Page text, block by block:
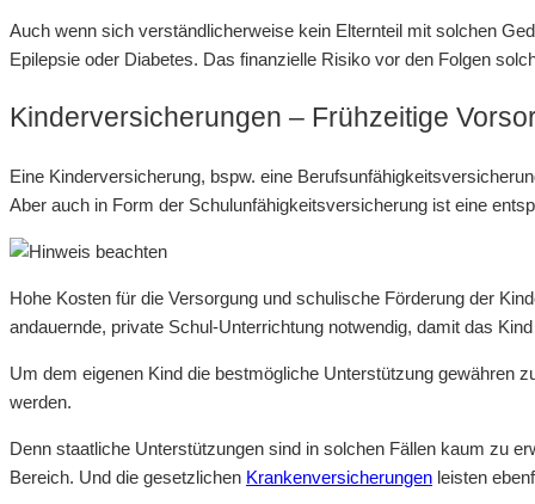
Auch wenn sich verständlicherweise kein Elternteil mit solchen
Epilepsie oder Diabetes. Das finanzielle Risiko vor den Folgen
Kinderversicherungen – Frühzeitige
Eine Kinderversicherung, bspw. eine
Aber auch in Form der Schulunfähigkeitsversicherung ist eine
Hohe Kosten für die Versorgung und schulische Förderung der
andauernde, private Schul-Unterrichtung notwendig, damit das
Um dem eigenen Kind die bestmögliche Unterstützung gewähren
werden.
Denn staatliche Unterstützungen sind in solchen Fällen kaum zu
Bereich. Und die gesetzlichen Krankenversicherungen leisten